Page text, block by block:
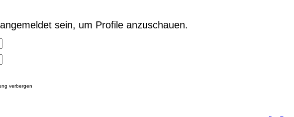
sein, um Profile anzuschauen.
verbergen